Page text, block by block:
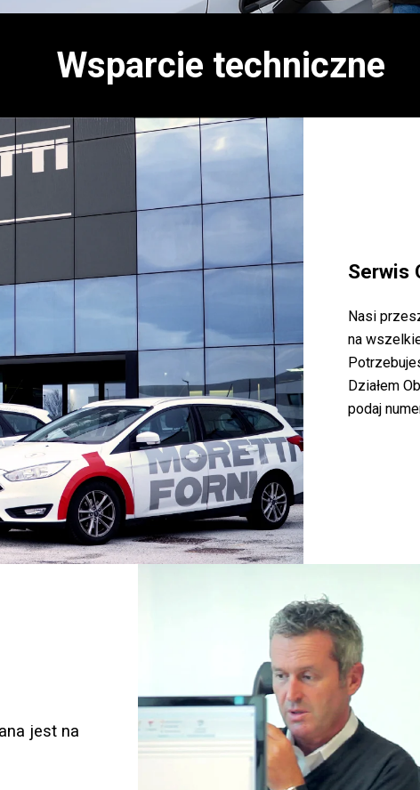
Wsparcie techniczne
Serwis
Nasi
na
Działem
podaj
jest na